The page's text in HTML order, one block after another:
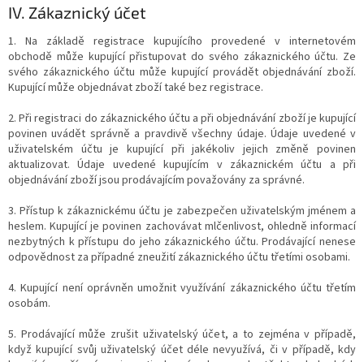
IV. Zákaznický účet
1. Na základě registrace kupujícího provedené v internetovém
obchodě může kupující přistupovat do svého zákaznického účtu. Ze
svého zákaznického účtu může kupující provádět objednávání zboží.
Kupující může objednávat zboží také bez registrace.
2. Při registraci do zákaznického účtu a při objednávání zboží je kupující
povinen uvádět správně a pravdivě všechny údaje. Údaje uvedené v
uživatelském účtu je kupující při jakékoliv jejich změně povinen
aktualizovat. Údaje uvedené kupujícím v zákaznickém účtu a při
objednávání zboží jsou prodávajícím považovány za správné.
3. Přístup k zákaznickému účtu je zabezpečen uživatelským jménem a
heslem. Kupující je povinen zachovávat mlčenlivost, ohledně informací
nezbytných k přístupu do jeho zákaznického účtu. Prodávající nenese
odpovědnost za případné zneužití zákaznického účtu třetími osobami.
4. Kupující není oprávněn umožnit využívání zákaznického účtu třetím
osobám.
5. Prodávající může zrušit uživatelský účet, a to zejména v případě,
když kupující svůj uživatelský účet déle nevyužívá, či v případě, kdy